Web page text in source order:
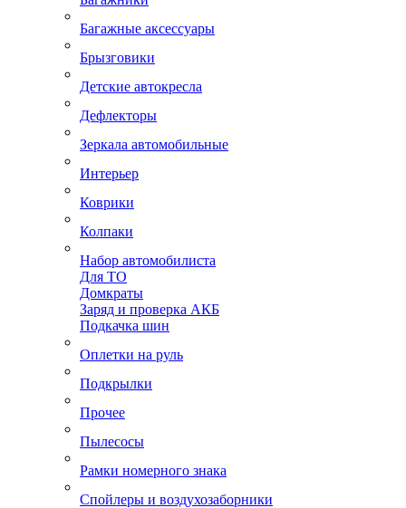
Багажные аксессуары
Брызговики
Детские автокресла
Дефлекторы
Зеркала автомобильные
Интерьер
Коврики
Колпаки
Набор автомобилиста
Для ТО
Домкраты
Заряд и проверка АКБ
Подкачка шин
Оплетки на руль
Подкрылки
Прочее
Пылесосы
Рамки номерного знака
Спойлеры и воздухозаборники